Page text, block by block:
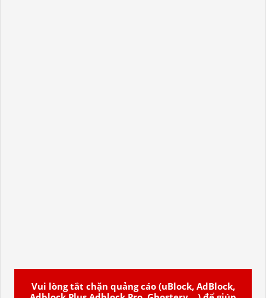
Vui lòng tắt chặn quảng cáo (uBlock, AdBlock,